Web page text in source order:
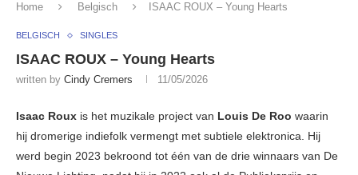
Home Belgisch ISAAC ROUX – Young Hearts
BELGISCH SINGLES
ISAAC ROUX – Young Hearts
written by Cindy Cremers 11/05/2026
Isaac Roux is het muzikale project van Louis De Roo waarin
hij dromerige indiefolk vermengt met subtiele elektronica. Hij
werd begin 2023 bekroond tot één van de drie winnaars van De